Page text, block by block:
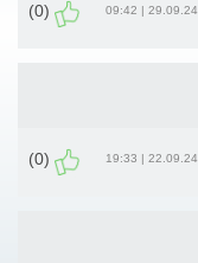
29.09.24 | 09:42
(0)
22.09.24 | 19:33
(0)